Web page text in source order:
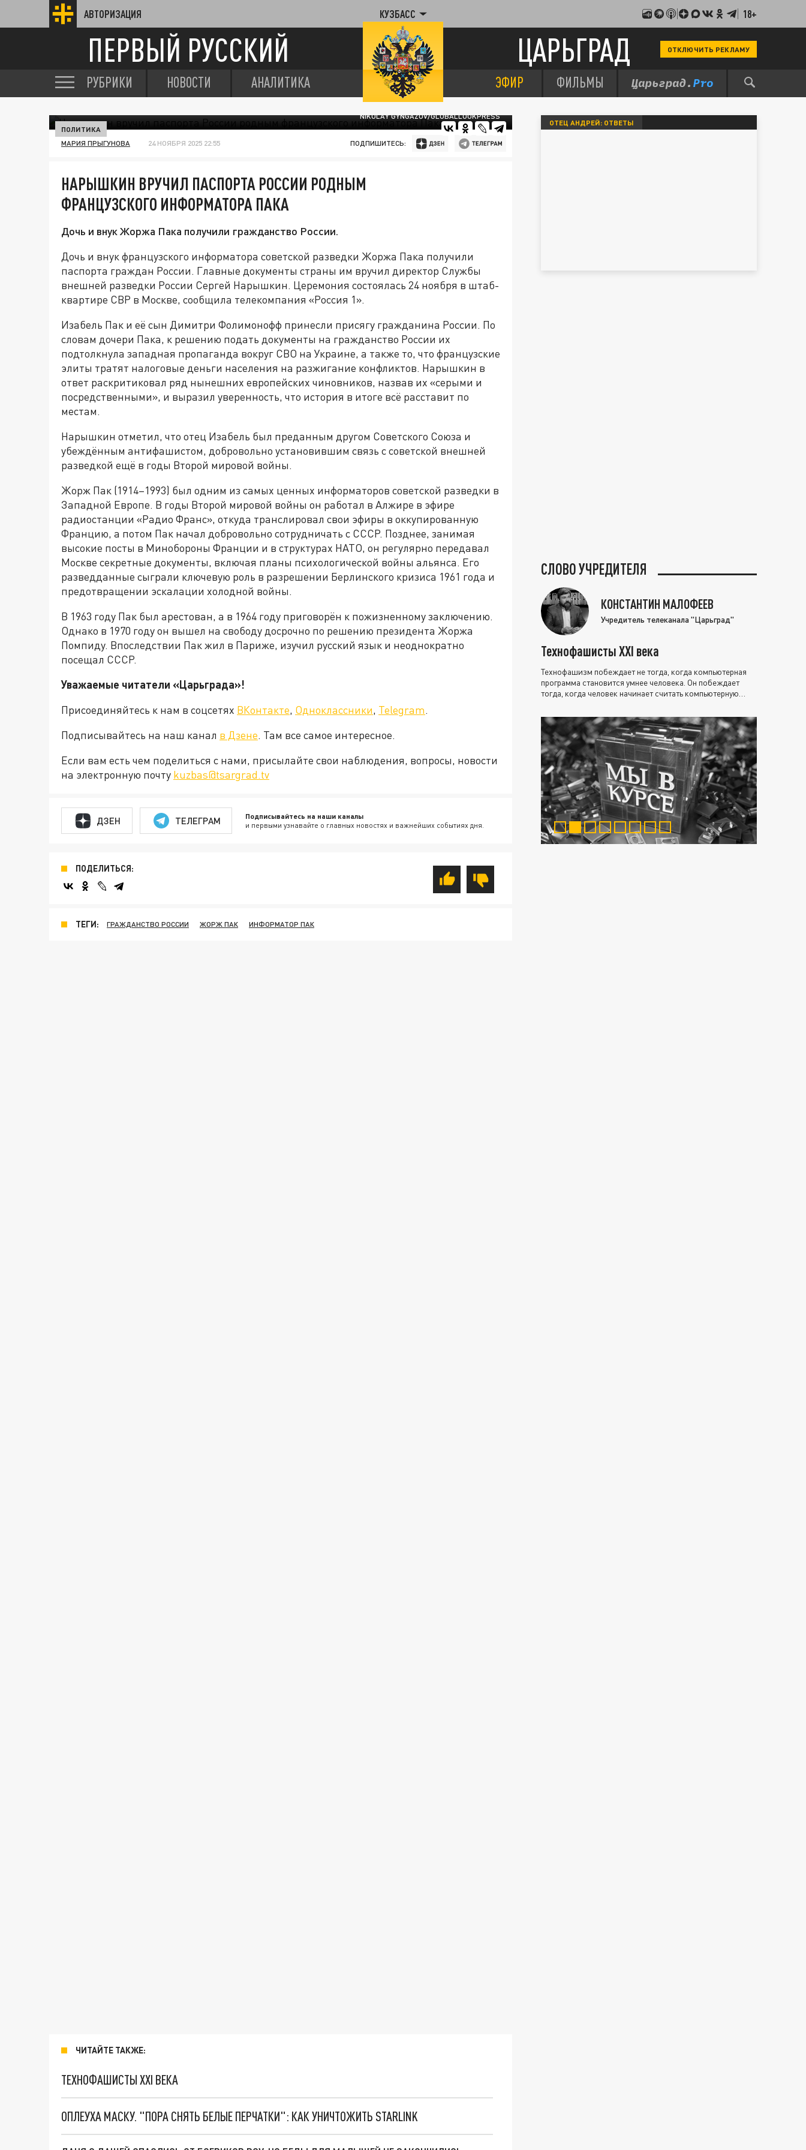
АВТОРИЗАЦИЯ КУЗБАСС 18+
ПЕРВЫЙ РУССКИЙ ЦАРЬГРАД ОТКЛЮЧИТЬ РЕКЛАМУ
РУБРИКИ НОВОСТИ АНАЛИТИКА ЭФИР ФИЛЬМЫ
NIKOLAY GYNGAZOV/GLOBALLOOKPRESS
ПОЛИТИКА
МАРИЯ ПРЫГУНОВА 24 НОЯБРЯ 2025 22:55 ПОДПИШИТЕСЬ:
НАРЫШКИН ВРУЧИЛ ПАСПОРТА РОССИИ РОДНЫМ
ФРАНЦУЗСКОГО ИНФОРМАТОРА ПАКА
Дочь и внук Жоржа Пака получили гражданство России.
Дочь и внук французского информатора советской разведки Жоржа Пака получили
паспорта граждан России. Главные документы страны им вручил директор Службы
внешней разведки России Сергей Нарышкин. Церемония состоялась 24 ноября в штаб-
квартире СВР в Москве, сообщила телекомпания «Россия 1».
Изабель Пак и её сын Димитри Фолимонофф принесли присягу гражданина России. По
словам дочери Пака, к решению подать документы на гражданство России их
подтолкнула западная пропаганда вокруг СВО на Украине, а также то, что французские
элиты тратят налоговые деньги населения на разжигание конфликтов. Нарышкин в
ответ раскритиковал ряд нынешних европейских чиновников, назвав их «серыми и
посредственными», и выразил уверенность, что история в итоге всё расставит по
местам.
Нарышкин отметил, что отец Изабель был преданным другом Советского Союза и
убеждённым антифашистом, добровольно установившим связь с советской внешней
разведкой ещё в годы Второй мировой войны.
Жорж Пак (1914–1993) был одним из самых ценных информаторов советской разведки в
Западной Европе. В годы Второй мировой войны он работал в Алжире в эфире
радиостанции «Радио Франс», откуда транслировал свои эфиры в оккупированную
Францию, а потом Пак начал добровольно сотрудничать с СССР. Позднее, занимая
высокие посты в Минобороны Франции и в структурах НАТО, он регулярно передавал
Москве секретные документы, включая планы психологической войны альянса. Его
разведданные сыграли ключевую роль в разрешении Берлинского кризиса 1961 года и
предотвращении эскалации холодной войны.
В 1963 году Пак был арестован, а в 1964 году приговорён к пожизненному заключению.
Однако в 1970 году он вышел на свободу досрочно по решению президента Жоржа
Помпиду. Впоследствии Пак жил в Париже, изучил русский язык и неоднократно
посещал СССР.
Уважаемые читатели «Царьграда»!
Присоединяйтесь к нам в соцсетях ВКонтакте, Одноклассники, Telegram.
Подписывайтесь на наш канал в Дзене. Там все самое интересное.
Если вам есть чем поделиться с нами, присылайте свои наблюдения, вопросы, новости
на электронную почту kuzbas@tsargrad.tv
ДЗЕН ТЕЛЕГРАМ Подписывайтесь на наши каналы
и первыми узнавайте о главных новостях и важнейших событиях дня.
ПОДЕЛИТЬСЯ:
ТЕГИ: ГРАЖДАНСТВО РОССИИ ЖОРЖ ПАК ИНФОРМАТОР ПАК
ЧИТАЙТЕ ТАКЖЕ:
ТЕХНОФАШИСТЫ XXI ВЕКА
ОПЛЕУХА МАСКУ. "ПОРА СНЯТЬ БЕЛЫЕ ПЕРЧАТКИ": КАК УНИЧТОЖИТЬ STARLINK
ОТЕЦ АНДРЕЙ: ОТВЕТЫ
СЛОВО УЧРЕДИТЕЛЯ
КОНСТАНТИН МАЛОФЕЕВ
Учредитель телеканала "Царьград"
Технофашисты XXI века
Технофашизм побеждает не тогда, когда компьютерная
программа становится умнее человека. Он побеждает
тогда, когда человек начинает считать компьютерную